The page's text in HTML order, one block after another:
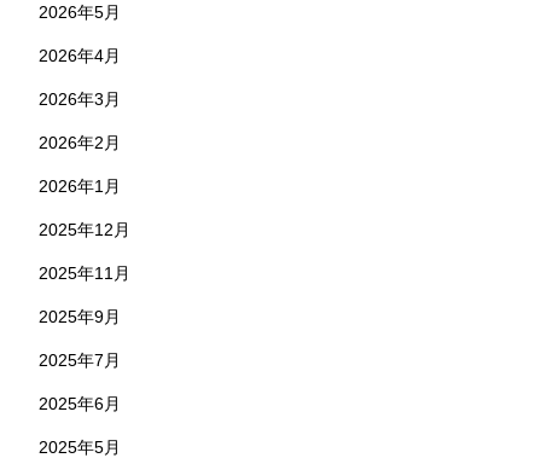
2026年5月
2026年4月
2026年3月
2026年2月
2026年1月
2025年12月
2025年11月
2025年9月
2025年7月
2025年6月
2025年5月